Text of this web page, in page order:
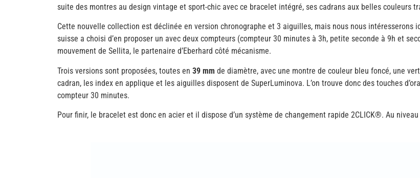
suite des montres au design vintage et sport-chic avec ce bracelet intégré, ses cadrans aux belles couleurs
Cette nouvelle collection est déclinée en version chronographe et 3 aiguilles, mais nous nous intéresserons
suisse a choisi d’en proposer un avec deux compteurs (compteur 30 minutes à 3h, petite seconde à 9h et
mouvement de Sellita, le partenaire d’Eberhard côté mécanisme.
Trois versions sont proposées, toutes en 39 mm de diamètre, avec une montre de couleur bleu foncé, une
cadran, les index en applique et les aiguilles disposent de SuperLuminova. L’on trouve donc des touches
compteur 30 minutes.
Pour finir, le bracelet est donc en acier et il dispose d’un système de changement rapide 2CLICK®. Au